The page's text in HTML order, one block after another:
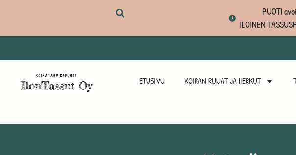
PUOTI
ILOINEN
ETUSIVU KOIRAN RUUAT JA HERKUT